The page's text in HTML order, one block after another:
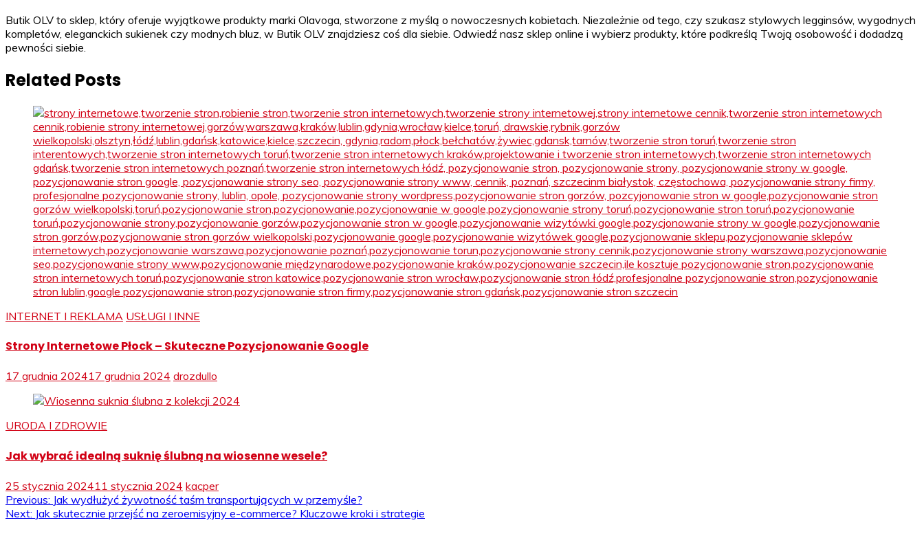
Butik OLV to sklep, który oferuje wyjątkowe produkty marki Olavoga, stworzone z myślą o nowoczesnych kobietach. Niezależnie od tego, czy szukasz stylowych legginsów, wygodnych
kompletów, eleganckich sukienek czy modnych bluz, w Butik OLV znajdziesz coś dla siebie. Odwiedź nasz sklep online i wybierz produkty, które podkreślą Twoją osobowość i dodadzą
pewności siebie.
Related Posts
INTERNET I REKLAMA USŁUGI I INNE
Strony Internetowe Płock – Skuteczne Pozycjonowanie Google
17 grudnia 202417 grudnia 2024 drozdullo
URODA I ZDROWIE
Jak wybrać idealną suknię ślubną na wiosenne wesele?
25 stycznia 202411 stycznia 2024 kacper
Nawigacja
Previous: Jak wydłużyć żywotność taśm transportujących w przemyśle?
Next: Jak skutecznie przejść na zeroemisyjny e-commerce? Kluczowe kroki i strategie